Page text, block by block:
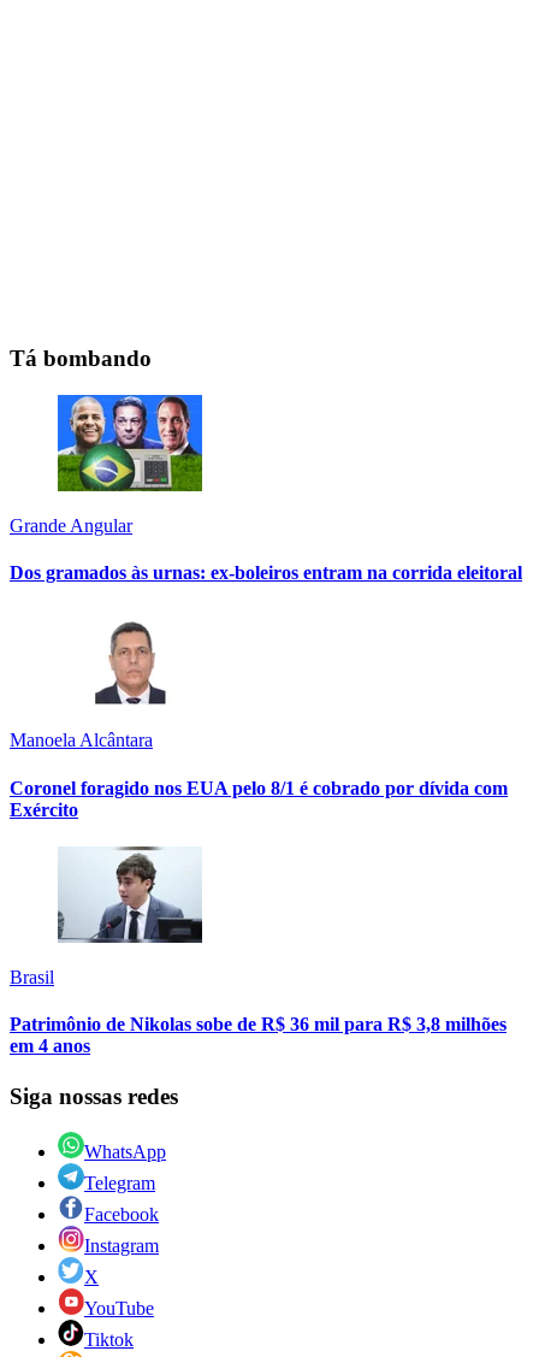
Tá bombando
Grande Angular
Dos gramados às urnas: ex-boleiros entram na corrida eleitoral
Manoela Alcântara
Coronel foragido nos EUA pelo 8/1 é cobrado por dívida com
Exército
Brasil
Patrimônio de Nikolas sobe de R$ 36 mil para R$ 3,8 milhões
em 4 anos
Siga nossas redes
WhatsApp
Telegram
Facebook
Instagram
X
YouTube
Tiktok